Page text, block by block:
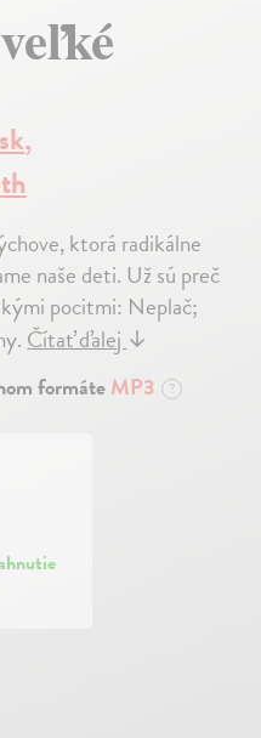
,
ktorá radikálne
naše deti. Už sú preč
pocitmi: Neplač;
Čítať ďalej↓
formáteMP3 ?